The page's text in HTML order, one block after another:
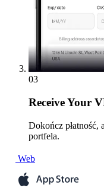
03
ReceiveYour
Dokończ płatność,
portfela.
Web